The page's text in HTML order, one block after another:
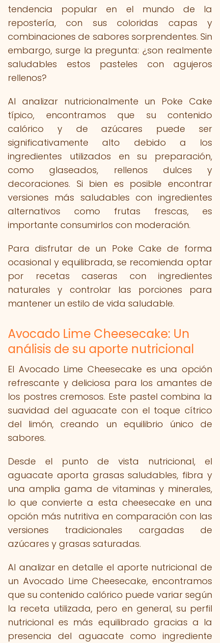
tendencia popular en el mundo de la
repostería, con sus coloridas capas y
combinaciones de sabores sorprendentes. Sin
embargo, surge la pregunta: ¿son realmente
saludables estos pasteles con agujeros
rellenos?
Al analizar nutricionalmente un Poke Cake
típico, encontramos que su contenido
calórico y de azúcares puede ser
significativamente alto debido a los
ingredientes utilizados en su preparación,
como glaseados, rellenos dulces y
decoraciones. Si bien es posible encontrar
versiones más saludables con ingredientes
alternativos como frutas frescas, es
importante consumirlos con moderación.
Para disfrutar de un Poke Cake de forma
ocasional y equilibrada, se recomienda optar
por recetas caseras con ingredientes
naturales y controlar las porciones para
mantener un estilo de vida saludable.
Avocado Lime Cheesecake: Un
análisis de su aporte nutricional
El Avocado Lime Cheesecake es una opción
refrescante y deliciosa para los amantes de
los postres cremosos. Este pastel combina la
suavidad del aguacate con el toque cítrico
del limón, creando un equilibrio único de
sabores.
Desde el punto de vista nutricional, el
aguacate aporta grasas saludables, fibra y
una amplia gama de vitaminas y minerales,
lo que convierte a esta cheesecake en una
opción más nutritiva en comparación con las
versiones tradicionales cargadas de
azúcares y grasas saturadas.
Al analizar en detalle el aporte nutricional de
un Avocado Lime Cheesecake, encontramos
que su contenido calórico puede variar según
la receta utilizada, pero en general, su perfil
nutricional es más equilibrado gracias a la
presencia del aguacate como ingrediente